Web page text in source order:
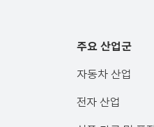
주요 산업군
자동차 산업
전자 산업